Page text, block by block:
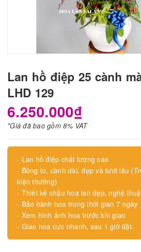
Lan hồ điệp 25 cành
LHD 129
6.250.000₫
*Giá đã bao gồm 8% VAT
- Lan hồ điệp chất lượng cao
- Bông to, cành dài, đẹp và tươi lâu
kiện thường)
- Thiết kế chậu hoa lan đẹp, nghệ
- Bảo hành hoa trong thời gian 7 ngày
- Xem hình ảnh hoa trước khi giao
- Giao hoa cực nhanh, sau 1 giờ đặt.